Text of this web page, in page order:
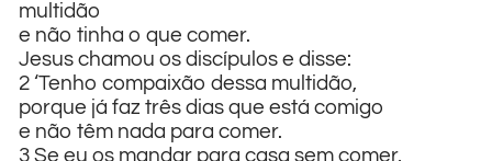
multidão
e não tinha o que comer.
Jesus chamou os discípulos e disse:
2 ‘Tenho compaixão dessa multidão,
porque já faz três dias que está comigo
e não têm nada para comer.
3 Se eu os mandar para casa sem comer,